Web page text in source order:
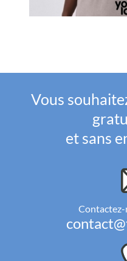
Vous
et sans
Contactez-